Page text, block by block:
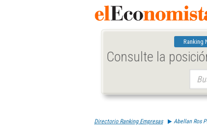
Ranking
Consulte la
Directorio Ranking Empresas Abellan Ros